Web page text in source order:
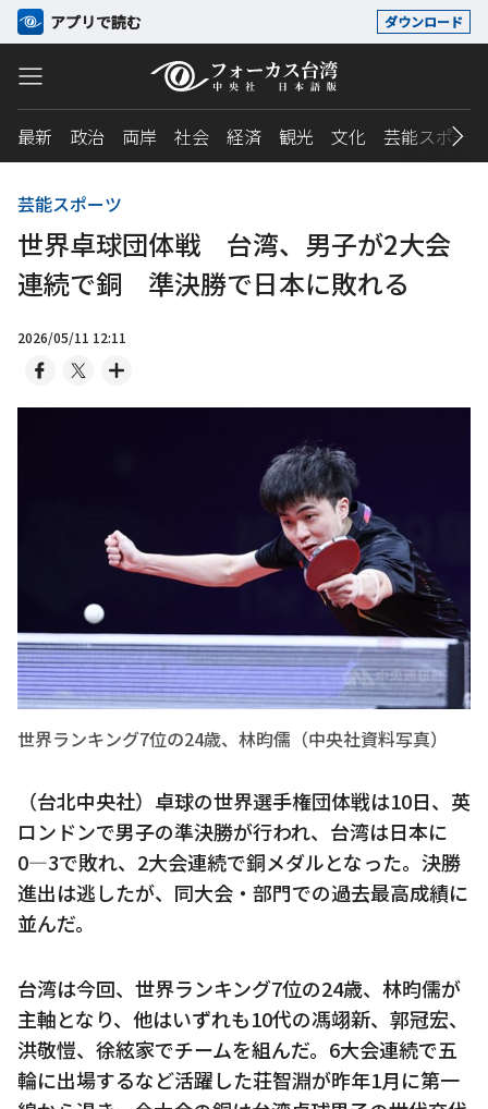
アプリで読む ダウンロード
最新 政治 両岸 社会 経済 観光 文化 芸能スポーツ
芸能スポーツ
世界卓球団体戦 台湾、男子が2大会
連続で銅 準決勝で日本に敗れる
2026/05/11 12:11
世界ランキング7位の24歳、林昀儒（中央社資料写真）
（台北中央社）卓球の世界選手権団体戦は10日、英
ロンドンで男子の準決勝が行われ、台湾は日本に
0―3で敗れ、2大会連続で銅メダルとなった。決勝
進出は逃したが、同大会・部門での過去最高成績に
並んだ。
台湾は今回、世界ランキング7位の24歳、林昀儒が
主軸となり、他はいずれも10代の馮翊新、郭冠宏、
洪敬愷、徐絃家でチームを組んだ。6大会連続で五
輪に出場するなど活躍した荘智淵が昨年1月に第一